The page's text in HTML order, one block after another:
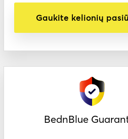
Gaukite kelionių
BednBlue